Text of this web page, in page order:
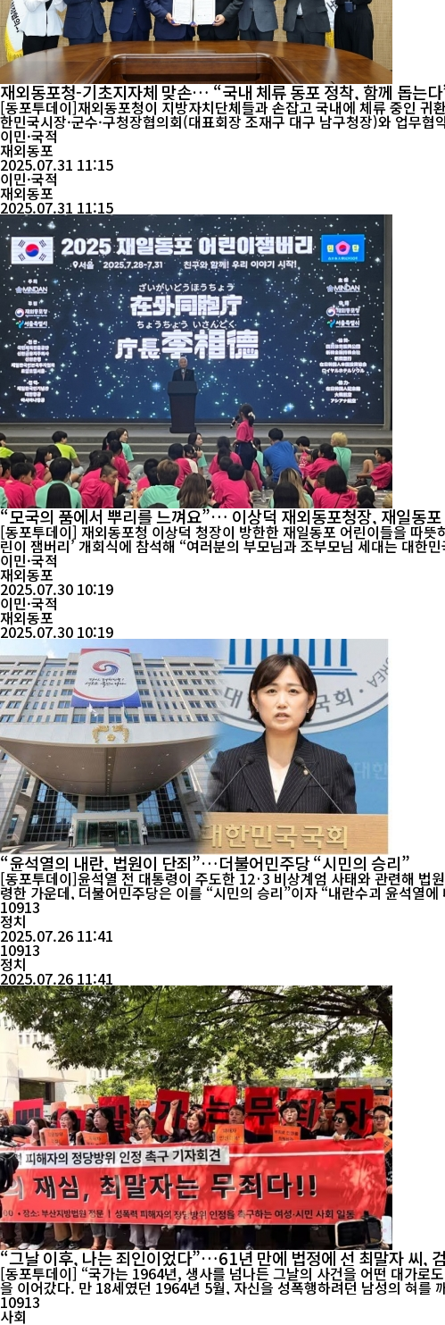
재외동포청-기초지자체 맞손… “국내 체류 동포 정착, 함께 돕는
[동포투데이]재외동포청이 지방자치단체들과 손잡고 국내에 체류 중인 귀환 동포들의 안정적인 지역 정착
한민국시장·군수·구청장협의회(대표회장 조재구 대구 남구청장)와 업무
부 간의 유기적 협력...
이민·국적
재외동포
2025.07.31 11:15
이민·국적
재외동포
2025.07.31 11:15
“모국의 품에서 뿌리를 느껴요”… 이상덕 재외동포청장, 재일동포
[동포투데이] 재외동포청 이상덕 청장이 방한한 재일동포 어린이들을 따뜻하게 맞이하고 이들에게 모국의 따뜻
린이 잼버리’ 개회식에 참석해 “여러분의 부모님과 조부모님 세대는 대
다”고 말했다. ...
이민·국적
재외동포
2025.07.30 10:19
이민·국적
재외동포
2025.07.30 10:19
“윤석열의 내란, 법원이 단죄”…더불어민주당 “시민의 승리”
[동포투데이]윤석열 전 대통령이 주도한 12·3 비상계엄 사태와 관련해 법
령한 가운데, 더불어민주당은 이를 “시민의 승리”이자 “내란수괴 윤석열에 대한 단죄”라고 강하게 환영했다. 더불어민주당 백승아 원내대
위대한 시민들이 ...
10913
정치
2025.07.26 11:41
10913
정치
2025.07.26 11:41
“그날 이후, 나는 죄인이었다”…61년 만에 법정에 선 최말자 씨,
[동포투데이] “국가는 1964년, 생사를 넘나든 그날의 사건을 어떤 대가로도 책임질 수 없습니다.” 23일 오전 부산지방법원 형사5부(재판장 김현순) 법정
을 이어갔다. 만 18세였던 1964년 5월, 자신을 성폭행하려던 남성의 혀를 깨물어
공판이...
10913
사회